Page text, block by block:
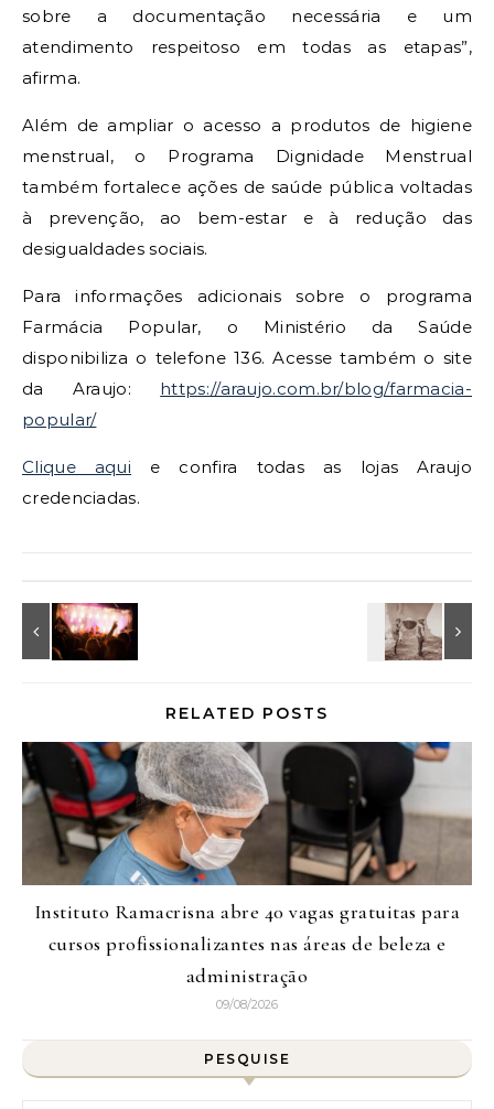
sobre a documentação necessária e um
atendimento respeitoso em todas as etapas”,
afirma.
Além de ampliar o acesso a produtos de higiene
menstrual, o Programa Dignidade Menstrual
também fortalece ações de saúde pública voltadas
à prevenção, ao bem-estar e à redução das
desigualdades sociais.
Para informações adicionais sobre o programa
Farmácia Popular, o Ministério da Saúde
disponibiliza o telefone 136. Acesse também o site
da Araujo: https://araujo.com.br/blog/farmacia-
popular/
Clique aqui e confira todas as lojas Araujo
credenciadas.
RELATED POSTS
Instituto Ramacrisna abre 40 vagas gratuitas para
cursos profissionalizantes nas áreas de beleza e
administração
09/08/2026
PESQUISE